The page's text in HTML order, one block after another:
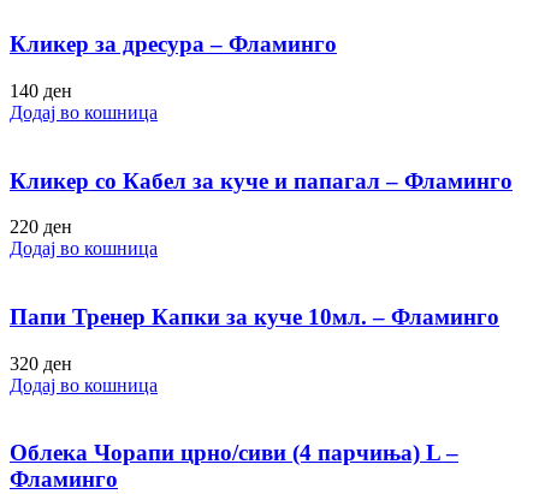
Кликер за дресура – Фламинго
140 ден
Додај во кошница
Кликер со Кабел за куче и папагал – Фламинго
220 ден
Додај во кошница
Папи Тренер Капки за куче 10мл. – Фламинго
320 ден
Додај во кошница
Облека Чорапи црно/сиви (4 парчиња) L –
Фламинго